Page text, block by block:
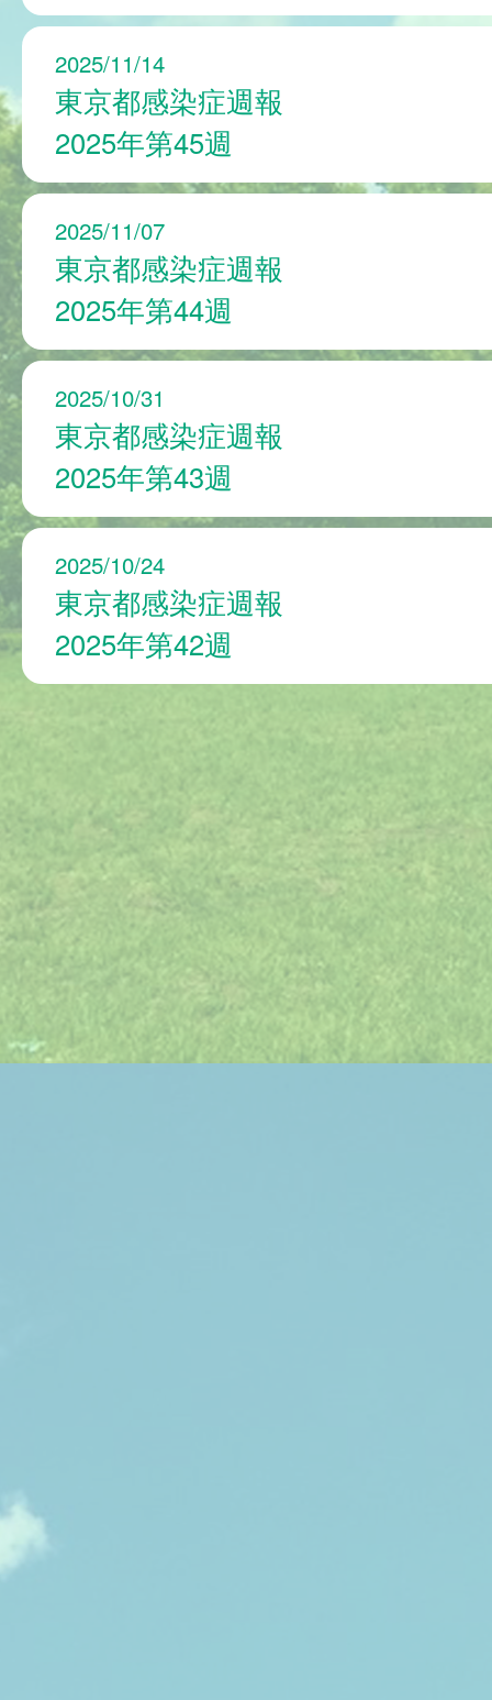
2025/11/14
東京都感染症週報
2025年第45週
2025/11/07
東京都感染症週報
2025年第44週
2025/10/31
東京都感染症週報
2025年第43週
2025/10/24
東京都感染症週報
2025年第42週